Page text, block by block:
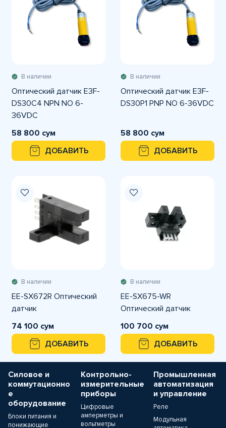
В наличии
Оптический датчик E3F-
DS30C4 NPN NO 6-
36VDC
58 800 сум
ДОБАВИТЬ
В наличии
Оптический датчик E3F-
DS30P1 PNP NO 6-36VDC
58 800 сум
ДОБАВИТЬ
В наличии
EE-SX672R Оптический
датчик
74 100 сум
ДОБАВИТЬ
В наличии
EE-SX675-WR
Оптический датчик
100 700 сум
ДОБАВИТЬ
Силовое и
коммутационно
е
оборудование
Блоки питания и
понижающие
Контрольно-
измерительные
приборы
Цифровые
амперметры и
вольтметры
Промышленная
автоматизация
и управление
Реле
Модульная